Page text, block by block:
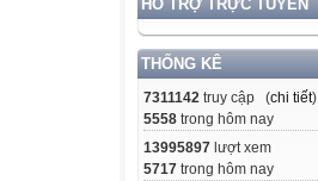
HỖ TRỢ TRỰC TUYẾN
THỐNG KÊ
7311142 truy cập (chi tiết)
5558 trong hôm nay
13995897 lượt xem
5717 trong hôm nay